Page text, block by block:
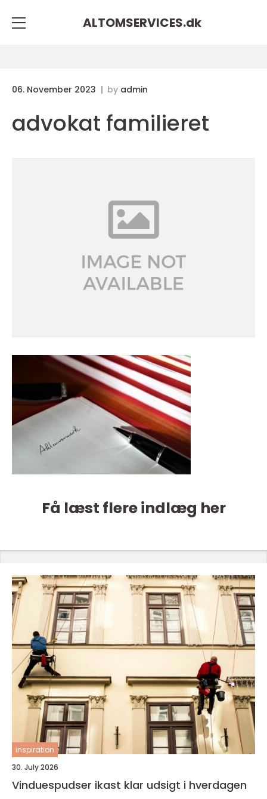
ALTOMSERVICES.dk
06. November 2023 by admin
advokat familieret
Få læst flere indlæg her
inspiration
30. July 2026
Vinduespudser ikast klar udsigt i hverdagen